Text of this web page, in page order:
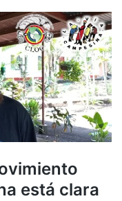
está clara